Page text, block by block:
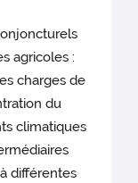
agricoles :
charges de
du
climatiques
différentes